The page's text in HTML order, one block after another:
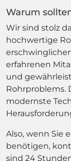
Warum
Wir sind stolz
hochwertige
erfahrenen
und
Rohrproblems.
modernste
Also, wenn Sie
benötigen,
sind 24